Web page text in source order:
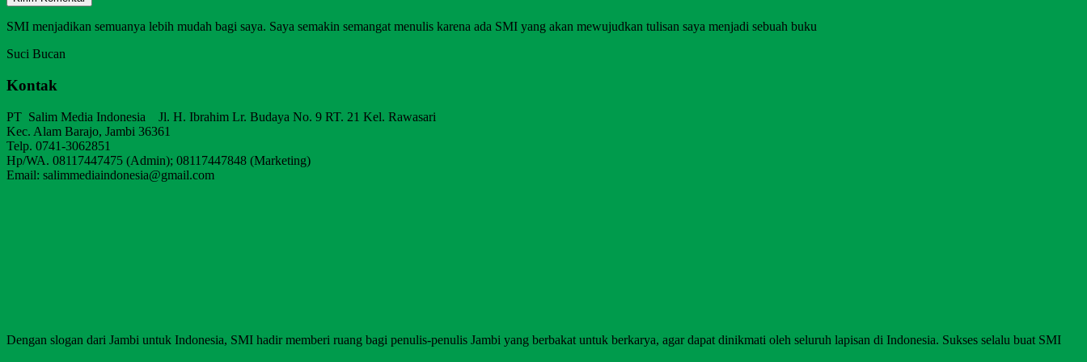
SMI menjadikan semuanya lebih mudah bagi saya. Saya semakin semangat menulis karena ada SMI yang akan mewujudkan tulisan saya menjadi sebuah buku
Suci Bucan
Kontak
PT Salim Media Indonesia Jl. H. Ibrahim Lr. Budaya No. 9 RT. 21 Kel. Rawasari
Kec. Alam Barajo, Jambi 36361
Telp. 0741-3062851
Hp/WA. 08117447475 (Admin); 08117447848 (Marketing)
Email: salimmediaindonesia@gmail.com
Dengan slogan dari Jambi untuk Indonesia, SMI hadir memberi ruang bagi penulis-penulis Jambi yang berbakat untuk berkarya, agar dapat dinikmati oleh seluruh lapisan di Indonesia. Sukses selalu buat SMI